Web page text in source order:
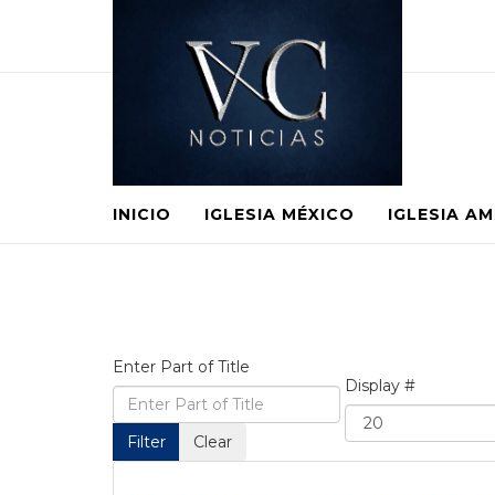
INICIO IGLESIA MÉXICO IGLESIA
Enter Part of Title
Filter Clear
Display #